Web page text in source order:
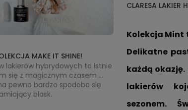
MAKE IT SHINE!
lakierów hybrydowych to istnie
się z magicznym czasem
mienią się pod wpływem
są piękne i rzucają się w
pewno bardzo spodoba się
CLARESA LAKIER
Kolekcja
Delikatne
każdą
lakierów
sezonem.